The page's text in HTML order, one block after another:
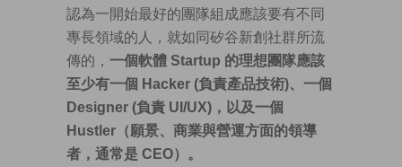
認為一開始最好的團隊組成應該要有不同
專長領域的人，就如同矽谷新創社群所流
傳的， 一個軟體 Startup 的理想團隊應該
至少有一個 Hacker (負責產品技術)、一個
Designer (負責 UI/UX)，以及一個
Hustler（願景、商業與營運方面的領導
者，通常是 CEO）。